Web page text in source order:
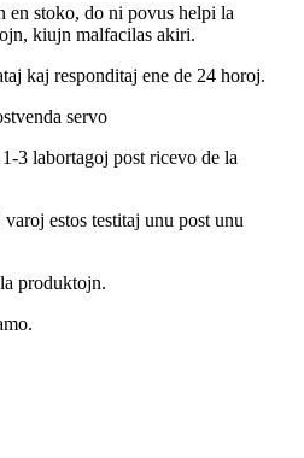
en stoko, do ni povus helpi la
kiujn malfacilas akiri.
kaj responditaj ene de 24 horoj.
servo
3 labortagoj post ricevo de la
estos testitaj unu post unu
produktojn.